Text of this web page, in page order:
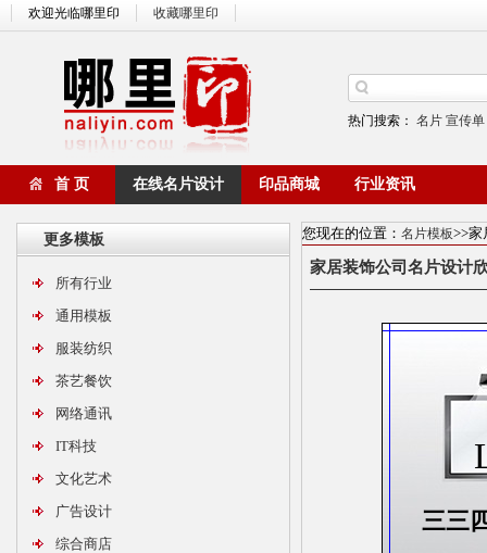
欢迎光临哪里印 收藏哪里印
热门搜索： 名片 宣传单
首 页 在线名片设计 印品商城 行业资讯
更多模板
所有行业
通用模板
服装纺织
茶艺餐饮
网络通讯
IT科技
文化艺术
广告设计
综合商店
您现在的位置： 名片模板>>家
家居装饰公司名片设
三三